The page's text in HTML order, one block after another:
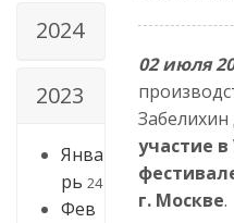
2024
2023
Янва
рь 24
Фев
02 июля
участие
г. Москве.